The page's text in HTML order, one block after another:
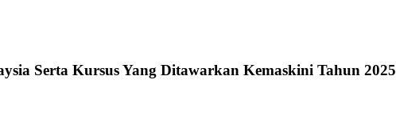
Serta Kursus Yang Ditawarkan Kemaskini Tahun 2025